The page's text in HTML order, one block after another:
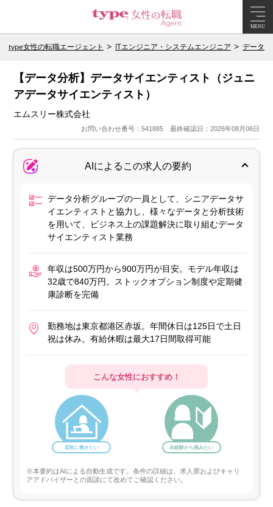
MENU
type女性の転職エージェント ITエンジニア・システムエンジニア データ
【データ分析】データサイエンティスト（ジュニ
アデータサイエンティスト）
エムスリー株式会社
お問い合わせ番号：541885 最終確認日：2026年08月06日
AIによるこの求人の要約
データ分析グループの一員として、シニアデータサ
イエンティストと協力し、様々なデータと分析技術
を用いて、ビジネス上の課題解決に取り組むデータ
サイエンティスト業務
年収は500万円から900万円が目安。モデル年収は
32歳で840万円。ストックオプション制度や定期健
康診断を完備
勤務地は東京都港区赤坂。年間休日は125日で土日
祝は休み。有給休暇は最大17日間取得可能
こんな女性におすすめ！
柔軟に働きたい 未経験から挑みたい
※本要約はAIによる自動生成です。条件の詳細は、求人票およびキャリ
アアドバイザーとの面談にて改めてご確認ください。